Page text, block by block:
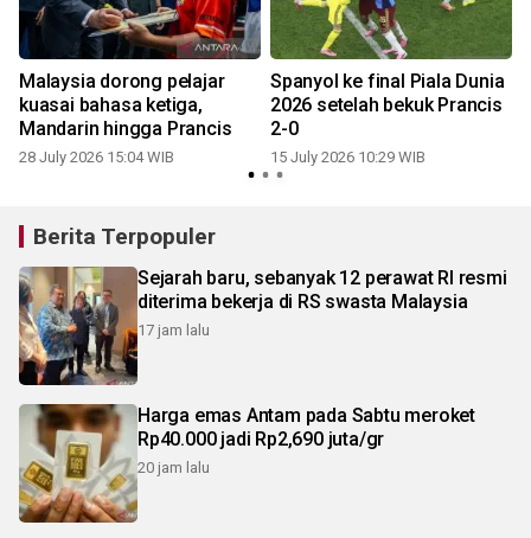
Malaysia dorong pelajar
kuasai bahasa ketiga,
Mandarin hingga Prancis
28 July 2026 15:04 WIB
Spanyol ke final Piala Dunia
2026 setelah bekuk Prancis
2-0
15 July 2026 10:29 WIB
Berita Terpopuler
Sejarah baru, sebanyak 12 perawat RI resmi
diterima bekerja di RS swasta Malaysia
17 jam lalu
Harga emas Antam pada Sabtu meroket
Rp40.000 jadi Rp2,690 juta/gr
20 jam lalu